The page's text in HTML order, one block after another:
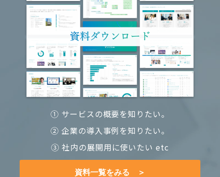
① サービスの概要を知りたい。
② 企業の導入事例を知りたい。
③ 社内の展開用に使いたい etc
資料一覧をみる ＞